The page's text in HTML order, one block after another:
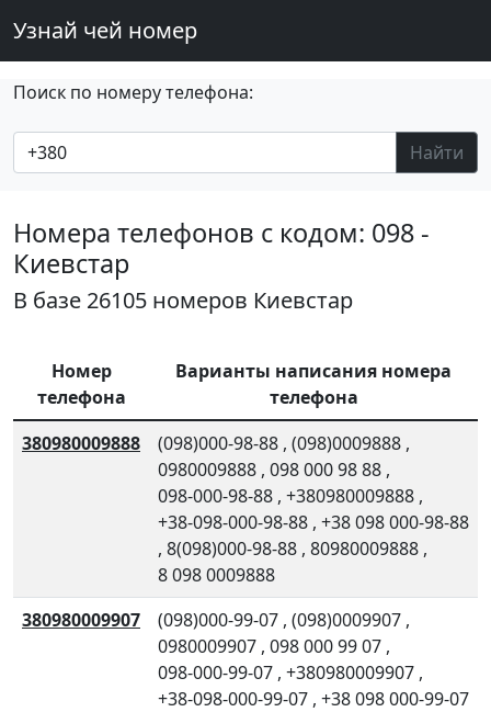
Узнай чей номер
Поиск по номеру телефона:
Найти
Номера телефонов с кодом: 098 -
Киевстар
В базе 26105 номеров Киевстар
Номер
телефона
Варианты написания номера
телефона
380980009888
(098)000-98-88 , (098)0009888 ,
0980009888 , 098 000 98 88 ,
098-000-98-88 , +380980009888 ,
+38-098-000-98-88 , +38 098 000-98-88
, 8(098)000-98-88 , 80980009888 ,
8 098 0009888
380980009907
(098)000-99-07 , (098)0009907 ,
0980009907 , 098 000 99 07 ,
098-000-99-07 , +380980009907 ,
+38-098-000-99-07 , +38 098 000-99-07